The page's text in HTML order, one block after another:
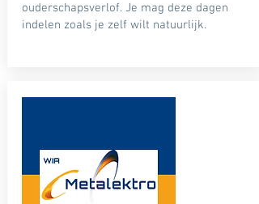
ouderschapsverlof. Je mag deze dagen
indelen zoals je zelf wilt natuurlijk.